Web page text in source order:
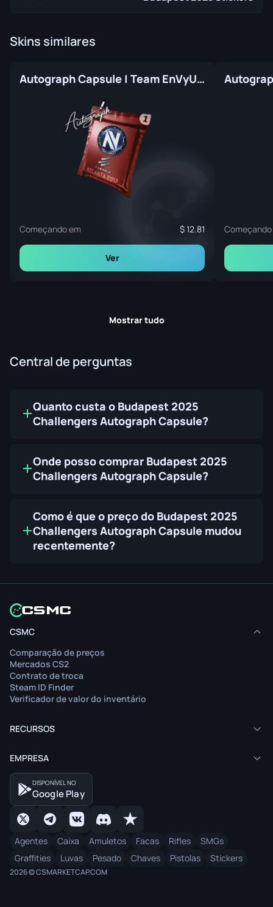
Skins similares
Autograph Capsule | Team EnVyUs | Atlanta 2017
Começando em 12.81
Ver
Mostrar tudo
Central de perguntas
Quanto custa o Budapest 2025
Challengers Autograph Capsule?
Onde posso comprar Budapest 2025
Challengers Autograph Capsule?
Como é que o preço do Budapest 2025
Challengers Autograph Capsule mudou
recentemente?
CSMC
Comparação de preços
Mercados CS2
Contrato de troca
Steam ID Finder
Verificador de valor do inventário
RECURSOS
EMPRESA
DISPONÍVEL NO
Google Play
Agentes Caixa Amuletos Facas Rifles
SMGs
Graffities
Luvas Pesado Chaves Pistolas Stickers
2026 © CSMARKETCAP.COM